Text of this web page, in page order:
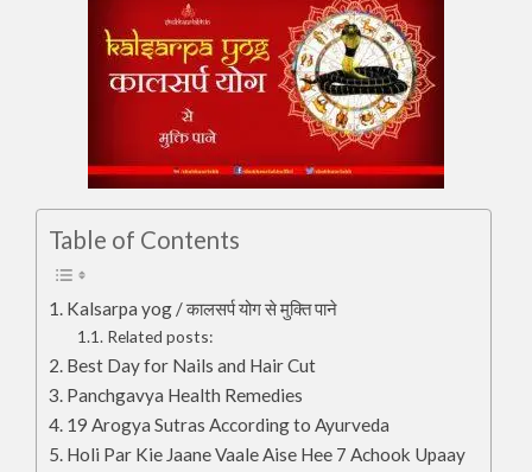
Table of Contents
Kalsarpa yog / कालसर्प योग से मुक्ति पाने
Related posts:
Best Day for Nails and Hair Cut
Panchgavya Health Remedies
19 Arogya Sutras According to Ayurveda
Holi Par Kie Jaane Vaale Aise Hee 7 Achook Upaay